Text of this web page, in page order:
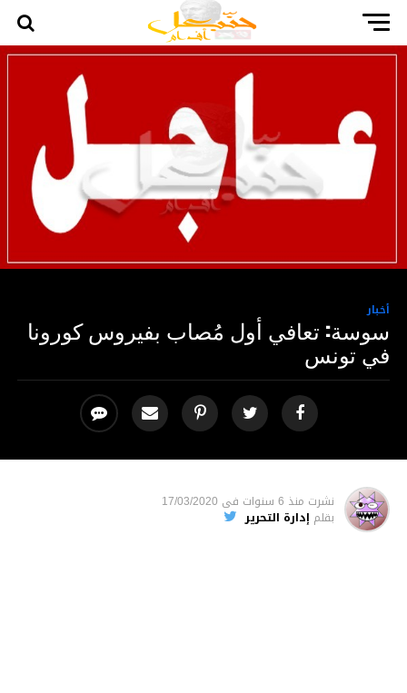
أخبار
سوسة: تعافي أول مُصاب بفيروس كورونا
في تونس
نشرت منذ 6 سنوات فى 17/03/2020
بقلم إدارة التحرير